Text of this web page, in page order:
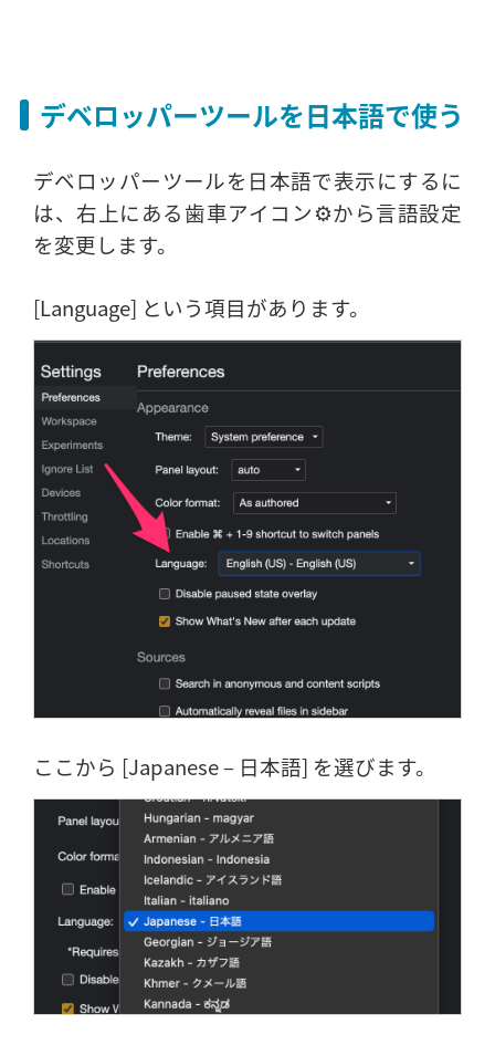
デベロッパーツールを日本語で使う
デベロッパーツールを日本語で表示にするに
は、右上にある歯車アイコン⚙️から言語設定
を変更します。
[Language] という項目があります。
ここから [Japanese – 日本語] を選びます。